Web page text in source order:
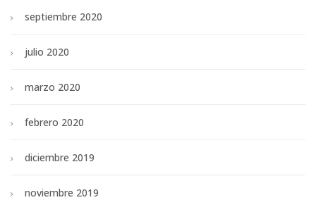
septiembre 2020
julio 2020
marzo 2020
febrero 2020
diciembre 2019
noviembre 2019